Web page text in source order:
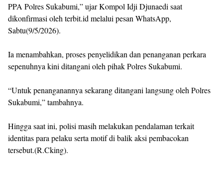
PPA Polres Sukabumi,” ujar Kompol Idji Djunaedi saat
dikonfirmasi oleh terbit.id melalui pesan WhatsApp,
Sabtu(9/5/2026).
Ia menambahkan, proses penyelidikan dan penanganan perkara
sepenuhnya kini ditangani oleh pihak Polres Sukabumi.
“Untuk penanganannya sekarang ditangani langsung oleh Polres
Sukabumi,” tambahnya.
Hingga saat ini, polisi masih melakukan pendalaman terkait
identitas para pelaku serta motif di balik aksi pembacokan
tersebut.(R.Cking).